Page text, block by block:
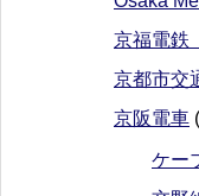
京福電鉄
京都市交
京阪電車
ケー